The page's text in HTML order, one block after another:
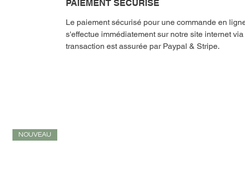
PAIEMENT SÉCURISÉ
Le paiement sécurisé pour une commande en
s'effectue immédiatement sur notre site internet
transaction est assurée par Paypal & Stripe.
NOUVEAU